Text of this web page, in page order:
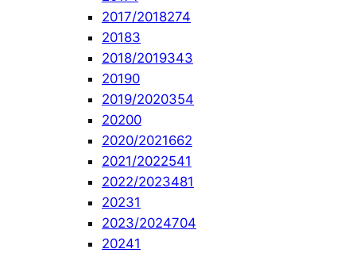
2017/2018274
20183
2018/2019343
20190
2019/2020354
20200
2020/2021662
2021/2022541
2022/2023481
20231
2023/2024704
20241